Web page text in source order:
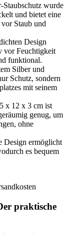
wurde
und bietet eine
Staub und
Design
vor Feuchtigkeit
funktional.
Silber und
Schutz, sondern
mit seinem
x 12 x 3 cm ist
genug, um
ohne
Design ermöglicht
es bequem
praktische